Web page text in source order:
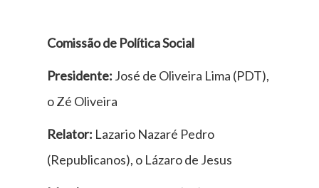
Comissão de Política Social
Presidente: José de Oliveira Lima (PDT),
o Zé Oliveira
Relator: Lazario Nazaré Pedro
(Republicanos), o Lázaro de Jesus